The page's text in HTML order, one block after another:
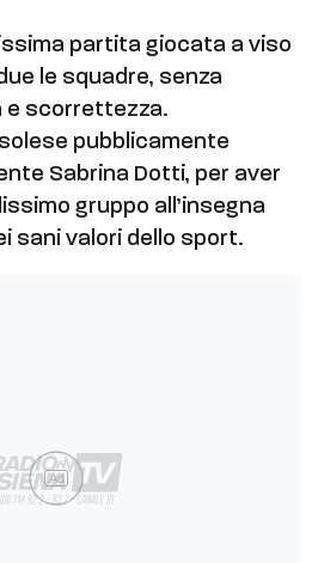
partita giocata a viso
le squadre, senza
e scorrettezza.
pubblicamente
Sabrina Dotti, per aver
gruppo all’insegna
sani valori dello sport.
Ad